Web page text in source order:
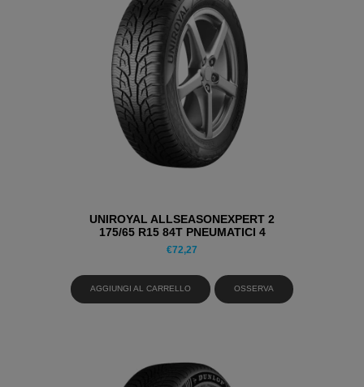
UNIROYAL ALLSEASONEXPERT 2
175/65 R15 84T PNEUMATICI 4
STAGIONI
€72,27
AGGIUNGI AL CARRELLO OSSERVA